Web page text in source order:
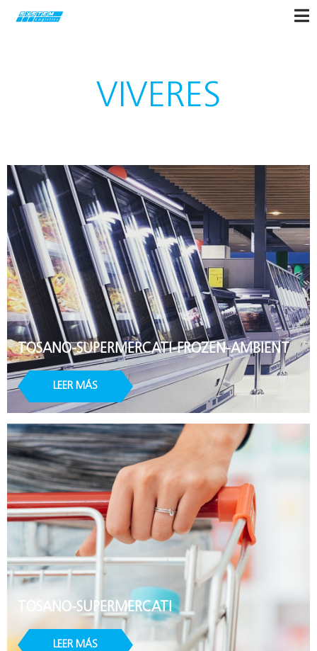
VIVERES
TOSANO-SUPERMERCATI-FROZEN-AMBIENT
LEER MÁS
TOSANO-SUPERMERCATI
LEER MÁS